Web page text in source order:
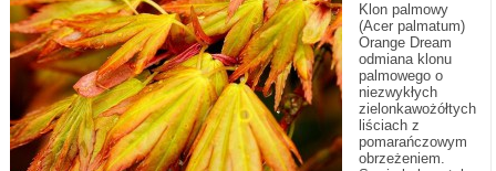
Klon palmowy
(Acer palmatum)
Orange Dream
odmiana klonu
palmowego o
niezwykłych
zielonkawożółtych
liściach z
pomarańczowym
obrzeżeniem.